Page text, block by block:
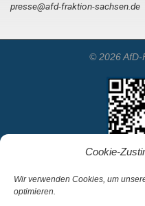
Cookie-
Wir verwenden Cookies, um
optimieren.
presse@afd-fraktion-sachsen.de
© 2026 AfD-